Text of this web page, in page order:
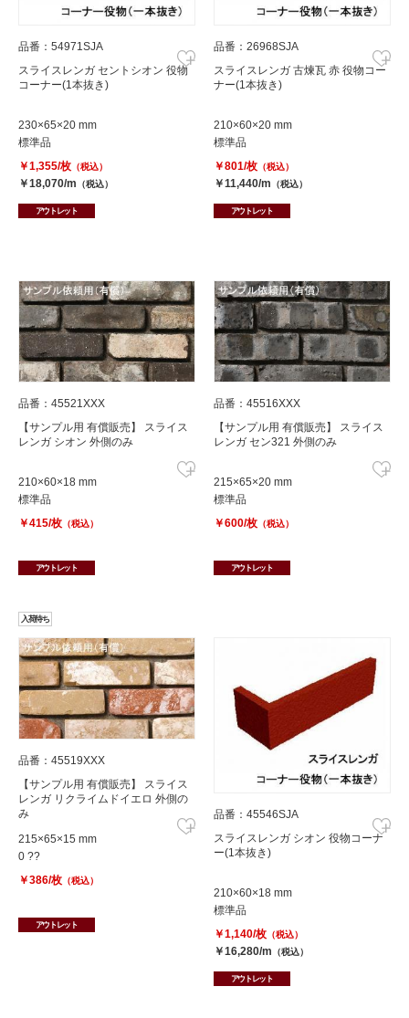
品番：54971SJA
スライスレンガ セントシオン 役物
コーナー(1本抜き)
230×65×20 mm
標準品
￥1,355/枚 （税込）
￥18,070/m （税込）
アウトレット
品番：26968SJA
スライスレンガ 古煉瓦 赤 役物コー
ナー(1本抜き)
210×60×20 mm
標準品
￥801/枚 （税込）
￥11,440/m （税込）
アウトレット
品番：45521XXX
【サンプル用 有償販売】 スライス
レンガ シオン 外側のみ
210×60×18 mm
標準品
￥415/枚 （税込）
アウトレット
品番：45516XXX
【サンプル用 有償販売】 スライス
レンガ セン321 外側のみ
215×65×20 mm
標準品
￥600/枚 （税込）
アウトレット
入荷待ち
品番：45519XXX
【サンプル用 有償販売】 スライス
レンガ リクライムドイエロ 外側の
み
215×65×15 mm
0 ??
￥386/枚 （税込）
アウトレット
品番：45546SJA
スライスレンガ シオン 役物コーナ
ー(1本抜き)
210×60×18 mm
標準品
￥1,140/枚 （税込）
￥16,280/m （税込）
アウトレット